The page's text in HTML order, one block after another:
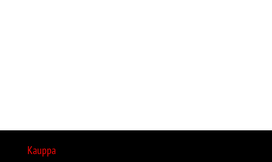
Kauppa